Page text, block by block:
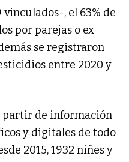
, el 63% de
por parejas o ex
se registraron
entre 2020 y
partir de información
y digitales de todo
2015, 1932 niñes y